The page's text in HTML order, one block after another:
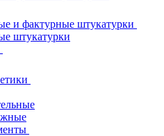
и фактурные штукатурки
штукатурки